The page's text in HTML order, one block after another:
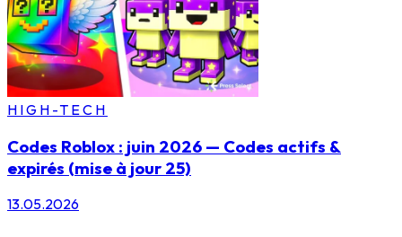
HIGH-TECH
Codes Roblox : juin 2026 — Codes actifs &
expirés (mise à jour 25)
13.05.2026